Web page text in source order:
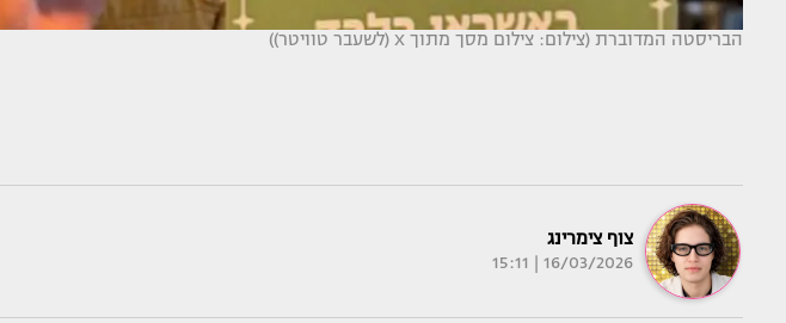
הבריסטה המדוברת (צילום: צילום מסך מתוך X (לשעבר טוויטר))
צוף צימרינג
16/03/2026 | 15:11